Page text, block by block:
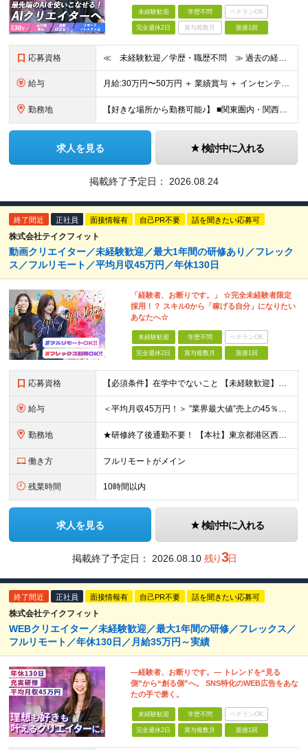
未経験歓迎 学歴不問 ベテランOK
完全週休2日 賞与複数月 面接1回
応募資格 ≪ 未経験歓迎／学歴・職歴不問 ≫ 過去の経歴は一切不問。 「いままで」よりも「これから」を 重視した採用を行っています！ ▼▼こんな想いがある方大歓迎▼▼ ・WEBデザインに興味がある ・自由な環
給与 ⽉給:30万円〜50万円 ＋ 業績賞与 ＋ インセンティブ賞与 経験者：35万円～ ※経験・スキルを考慮の上、決定します。 ※経験者は別途優遇！ ★試用期間6ヶ月（期間中は月給21万円～）
勤務地 【好きな場所から勤務可能♪】 ■関東圏内・関西圏内 または⾸都圏近郊のプロジェクト先 ★リモートワーク実施中（プロジェクトによりフルリモートもあり） ★転居を伴う転勤なし ★配属先は希望を最⼤限考慮
求人を見る 検討中に入れる
掲載終了予定日： 2026.08.24
終了間近 正社員 面接情報有 自己PR不要 話を聞きたい応募可
株式会社テイクフィット
動画クリエイター／未経験歓迎／最大1年間の研修あり／フレック
ス／フルリモート／平均月収45万円／年休130日
「経験者、お断りです。」 ☆完全未経験者限定
採用！？ スキル0から「稼げる自分」になりたい
あなたへ☆
未経験歓迎 学歴不問 ベテランOK
完全週休2日 賞与複数月 面接1回
応募資格 【必須条件】在学中でないこと 【未経験歓迎】学歴不問／職種未経験／業種未経験／第二新卒／ブランクOK ★未経験歓迎 ★第二新卒歓迎 ★異業種からの入社メンバー95％以上 ★学歴・経験不問 ★主夫・主
給与 ＜平均月収45万円！＞ ”業界最大値”売上の45％以上をそのまま支給。 ■研修期間後 月給25万円～75万円＋各種インセンティブ □研修期間 月給23.5万円＋PRインセンティブ（売上の45％還元
勤務地 ★研修終了後通勤不要！ 【本社】東京都港区西麻布1-2-14デュオ・スカーラ西麻布タワーウエスト 602号室 【品川支社】東京都品川区西五反田5-23-3BLOCKS目黒不動前3階 【大阪支社】大阪
働き方 フルリモートがメイン
残業時間 10時間以内
求人を見る 検討中に入れる
掲載終了予定日： 2026.08.10 残り3日
終了間近 正社員 面接情報有 自己PR不要 話を聞きたい応募可
株式会社テイクフィット
WEBクリエイター／未経験歓迎／最大1年間の研修／フレックス／
フルリモート／年休130日／月給35万円～実績
―経験者、お断りです。― トレンドを“見る
側”から“創る側”へ。 SNS特化のWEB広告をあな
たの手で磨く。
未経験歓迎 学歴不問 ベテランOK
完全週休2日 賞与複数月 面接1回